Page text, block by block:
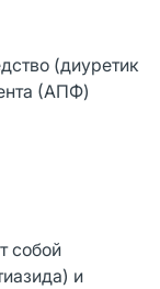
(диуретик
(АПФ)
собой
и